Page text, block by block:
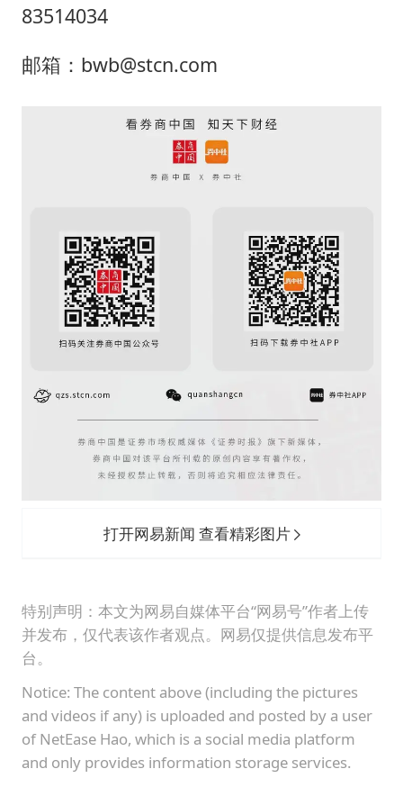
83514034
邮箱：bwb@stcn.com
打开网易新闻 查看精彩图片
特别声明：本文为网易自媒体平台“网易号”作者上传
并发布，仅代表该作者观点。网易仅提供信息发布平
台。
Notice: The content above (including the pictures
and videos if any) is uploaded and posted by a user
of NetEase Hao, which is a social media platform
and only provides information storage services.